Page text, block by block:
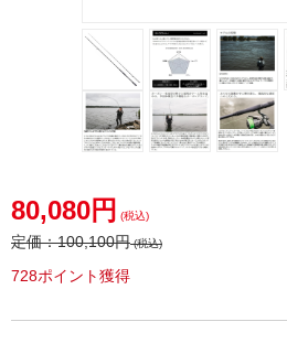
80,080円 (税込)
定価：100,100円(税込)
728ポイント獲得